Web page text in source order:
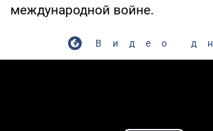
международной войне.
Видео